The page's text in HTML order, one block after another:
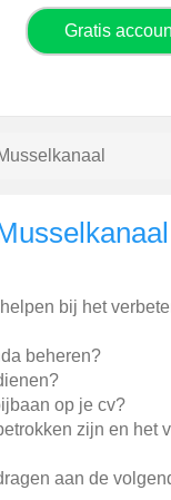
Gratis
bij het
beheren?
op je cv?
zijn en het
aan de